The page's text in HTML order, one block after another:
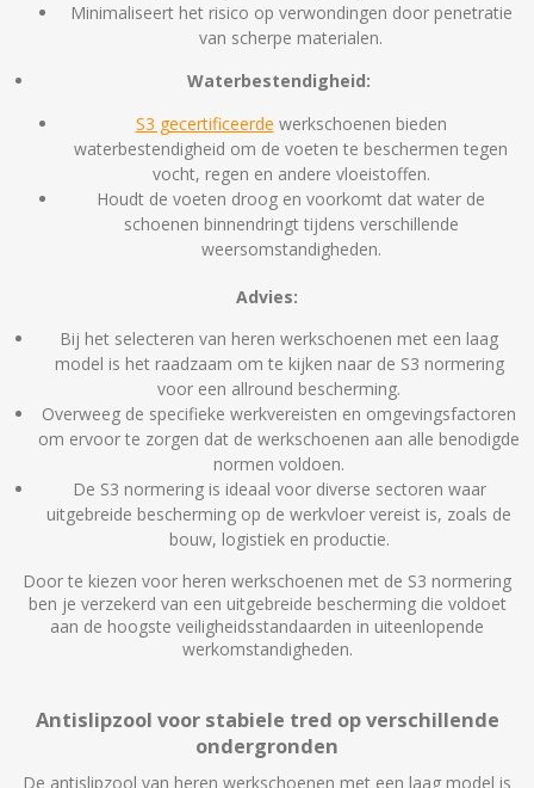
Minimaliseert het risico op verwondingen door penetratie
van scherpe materialen.
Waterbestendigheid:
S3 gecertificeerde werkschoenen bieden
waterbestendigheid om de voeten te beschermen tegen
vocht, regen en andere vloeistoffen.
Houdt de voeten droog en voorkomt dat water de
schoenen binnendringt tijdens verschillende
weersomstandigheden.
Advies:
Bij het selecteren van heren werkschoenen met een laag
model is het raadzaam om te kijken naar de S3 normering
voor een allround bescherming.
Overweeg de specifieke werkvereisten en omgevingsfactoren
om ervoor te zorgen dat de werkschoenen aan alle benodigde
normen voldoen.
De S3 normering is ideaal voor diverse sectoren waar
uitgebreide bescherming op de werkvloer vereist is, zoals de
bouw, logistiek en productie.
Door te kiezen voor heren werkschoenen met de S3 normering
ben je verzekerd van een uitgebreide bescherming die voldoet
aan de hoogste veiligheidsstandaarden in uiteenlopende
werkomstandigheden.
Antislipzool voor stabiele tred op verschillende
ondergronden
De antislipzool van heren werkschoenen met een laag model is